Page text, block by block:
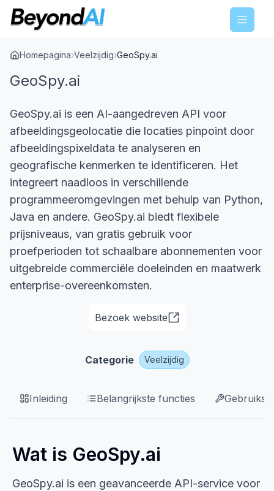
Menu
Homepagina›Veelzijdig›GeoSpy.ai
GeoSpy.ai
GeoSpy.ai is een AI-aangedreven API voor
afbeeldingsgeolocatie die locaties pinpoint door
afbeeldingspixeldata te analyseren en
geografische kenmerken te identificeren. Het
integreert naadloos in verschillende
programmeeromgevingen met behulp van Python,
Java en andere. GeoSpy.ai biedt flexibele
prijsniveaus, van gratis gebruik voor
proefperioden tot schaalbare abonnementen voor
uitgebreide commerciële doeleinden en maatwerk
enterprise-overeenkomsten.
Bezoek website
Categorie Veelzijdig
Inleiding Belangrijkste functies
Wat is GeoSpy.ai
GeoSpy.ai is een geavanceerde API-service voor